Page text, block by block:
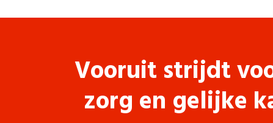
Vooruit strijdt
zorg en gelijke